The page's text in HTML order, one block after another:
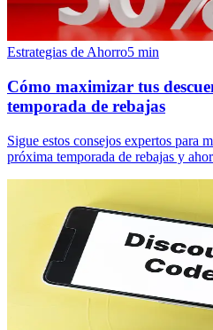
Estrategias de Ahorro5 min
Cómo maximizar tus
temporada de rebajas
Sigue estos consejos expertos para
próxima temporada de rebajas y